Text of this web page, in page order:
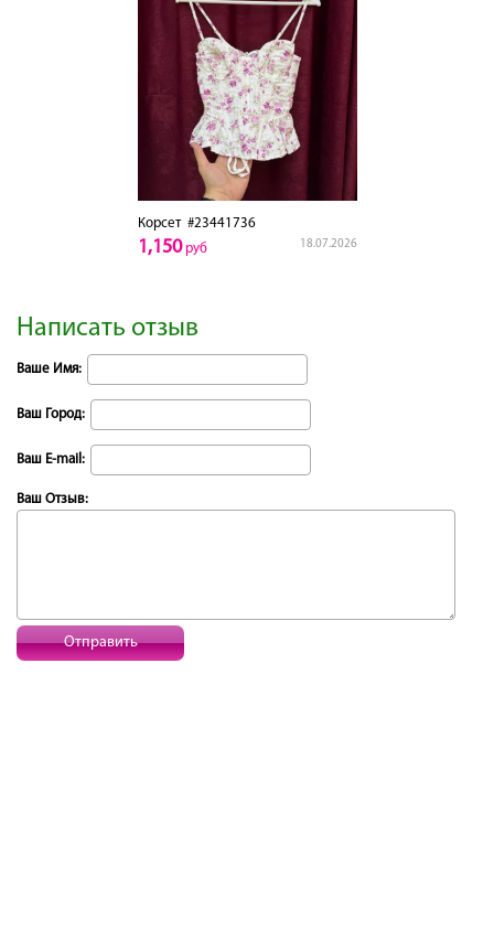
Корсет#23441736
18.07.2026
1,150руб
Написать отзыв
Ваше Имя:
Ваш Город:
Ваш E-mail:
Ваш Отзыв:
Отправить